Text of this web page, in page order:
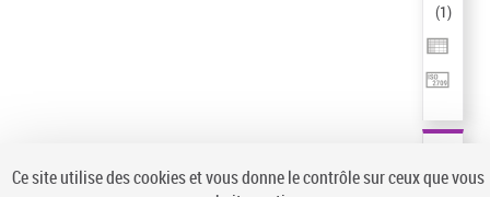
(1)
Ce site utilise des cookies et vous donne le contrôle sur ceux que vous